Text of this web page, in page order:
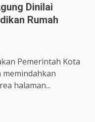
Dinilai
Rumah
Pemerintah Kota
memindahkan
halaman...